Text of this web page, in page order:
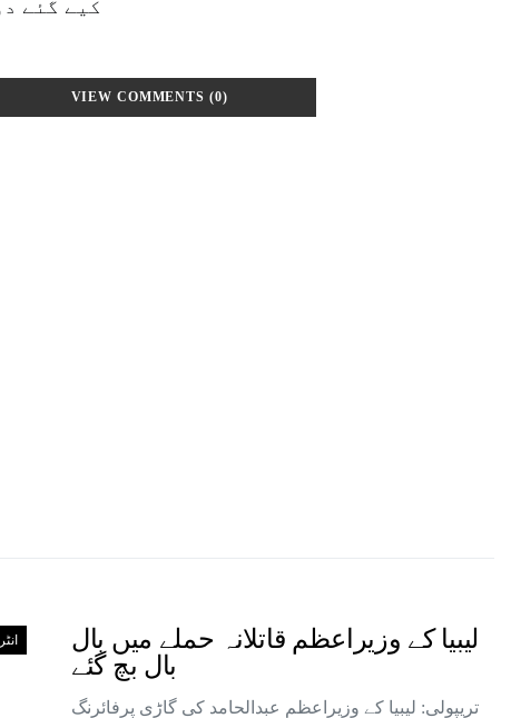
کیے گئے
VIEW COMMENTS (0)
لیبیا کے وزیراعظم قاتلانہ حملے میں بال
بال بچ گئے
تریپولی: لیبیا کے وزیراعظم عبدالحامد کی گاڑی پرفائرنگ